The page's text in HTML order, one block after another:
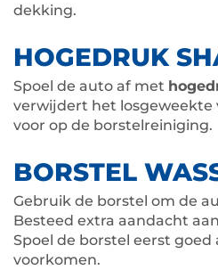
dekking.
HOGEDRUK
Spoel de auto af met
verwijdert het losgeweekte
voor op de borstelreiniging.
BORSTEL
Gebruik de borstel om de
Besteed extra aandacht
Spoel de borstel eerst goed
voorkomen.